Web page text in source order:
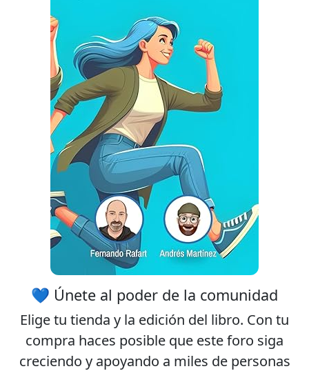
💙 Únete al poder de la comunidad
Elige tu tienda y la edición del libro. Con tu
compra haces posible que este foro siga
creciendo y apoyando a miles de personas